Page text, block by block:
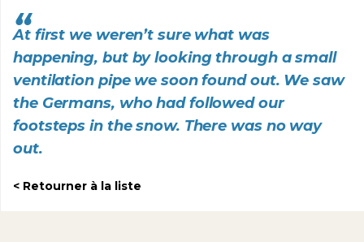
At first we weren’t sure what was
happening, but by looking through a small
ventilation pipe we soon found out. We saw
the Germans, who had followed our
footsteps in the snow. There was no way
out.
Retourner à la liste